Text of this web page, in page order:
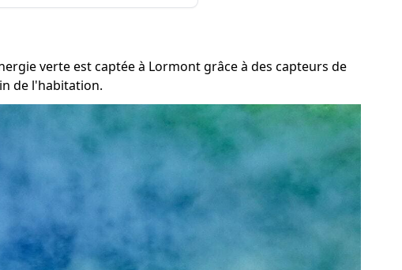
verte est captée à Lormont grâce à des capteurs de
de l'habitation.